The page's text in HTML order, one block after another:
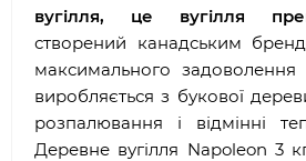
вугілля, це вугілля
створений канадським
максимального задоволення
виробляється з букової
розпалювання і відмінні
Деревне вугілля Napoleon 3